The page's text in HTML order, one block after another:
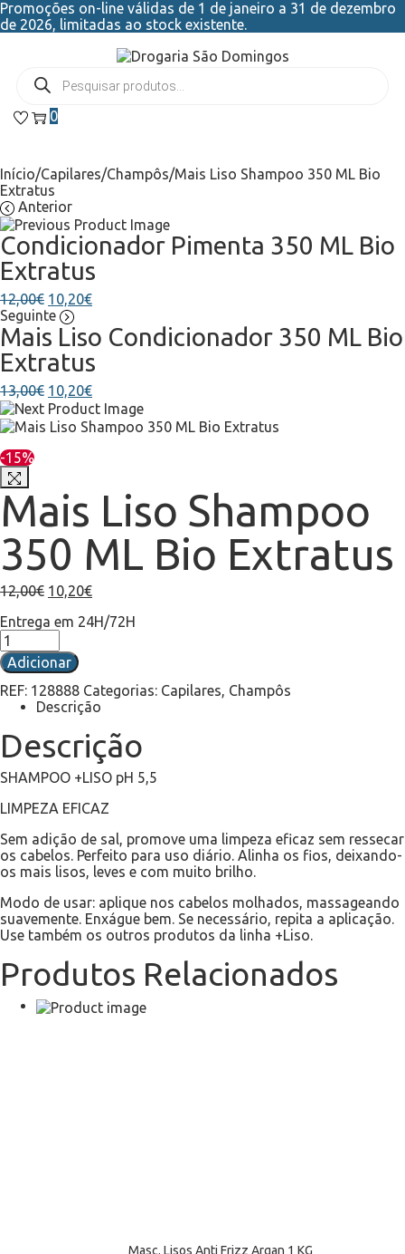
Promoções on-line válidas de 1 de janeiro a 31 de dezembro
de 2026, limitadas ao stock existente.
0
Início/Capilares/Champôs/Mais Liso Shampoo 350 ML Bio
Extratus
Anterior
Condicionador Pimenta 350 ML Bio
Extratus
12,00€ 10,20€
Seguinte
Mais Liso Condicionador 350 ML Bio
Extratus
13,00€ 10,20€
-15%
Mais Liso Shampoo
350 ML Bio Extratus
12,00€ 10,20€
Entrega em 24H/72H
Adicionar
REF: 128888 Categorias: Capilares, Champôs
Descrição
Descrição
SHAMPOO +LISO pH 5,5
LIMPEZA EFICAZ
Sem adição de sal, promove uma limpeza eficaz sem ressecar
os cabelos. Perfeito para uso diário. Alinha os fios, deixando-
os mais lisos, leves e com muito brilho.
Modo de usar: aplique nos cabelos molhados, massageando
suavemente. Enxágue bem. Se necessário, repita a aplicação.
Use também os outros produtos da linha +Liso.
Produtos Relacionados
Masc. Lisos Anti Frizz Argan 1 KG